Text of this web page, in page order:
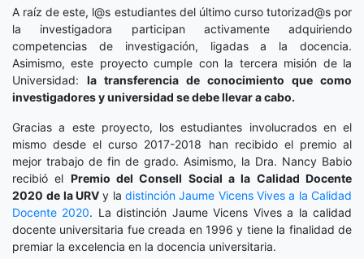
A raíz de este, l@s estudiantes del último curso tutorizad@s por
la investigadora participan activamente adquiriendo
competencias de investigación, ligadas a la docencia.
Asimismo, este proyecto cumple con la tercera misión de la
Universidad: la transferencia de conocimiento que como
investigadores y universidad se debe llevar a cabo.
Gracias a este proyecto, los estudiantes involucrados en el
mismo desde el curso 2017-2018 han recibido el premio al
mejor trabajo de fin de grado. Asimismo, la Dra. Nancy Babio
recibió el Premio del Consell Social a la Calidad Docente
2020 de la URV y ladistinción Jaume Vicens Vives a la Calidad
Docente 2020. La distinción Jaume Vicens Vives a la calidad
docente universitaria fue creada en 1996 y tiene la finalidad de
premiar la excelencia en la docencia universitaria.